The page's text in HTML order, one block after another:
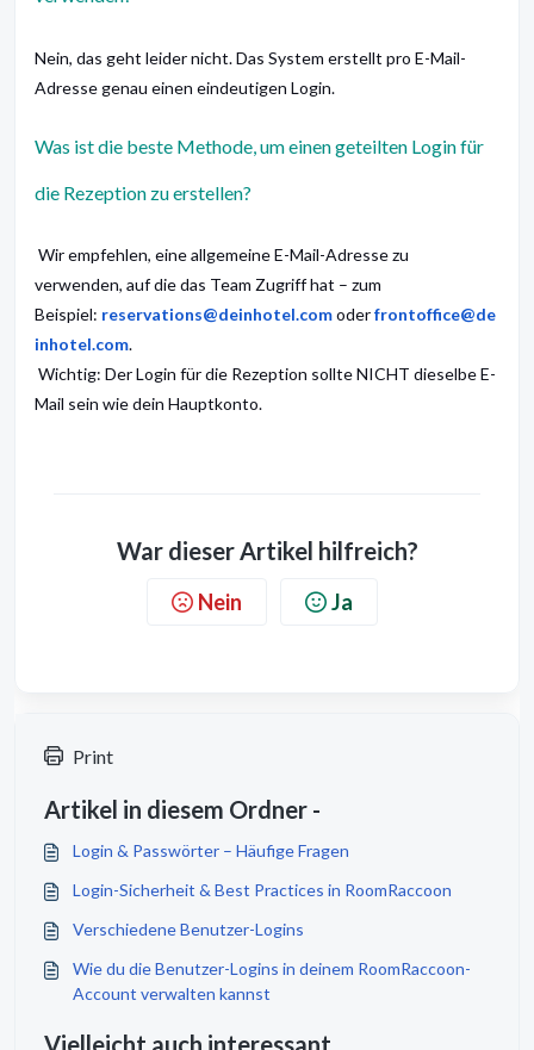
Nein, das geht leider nicht. Das System erstellt pro E-Mail-
Adresse genau einen eindeutigen Login.
Was ist die beste Methode, um einen geteilten Login für
die Rezeption zu erstellen?
Wir empfehlen, eine allgemeine E-Mail-Adresse zu
verwenden, auf die das Team Zugriff hat – zum
Beispiel: reservations@deinhotel.comoderfrontoffice@de
inhotel.com.
Wichtig: Der Login für die Rezeption sollte NICHT dieselbe E-
Mail sein wie dein Hauptkonto.
War dieser Artikel hilfreich?
Nein Ja
Print
Artikel in diesem Ordner -
Login & Passwörter – Häufige Fragen
Login-Sicherheit & Best Practices in RoomRaccoon
Verschiedene Benutzer-Logins
Wie du die Benutzer-Logins in deinem RoomRaccoon-
Account verwalten kannst
Vielleicht auch interessant